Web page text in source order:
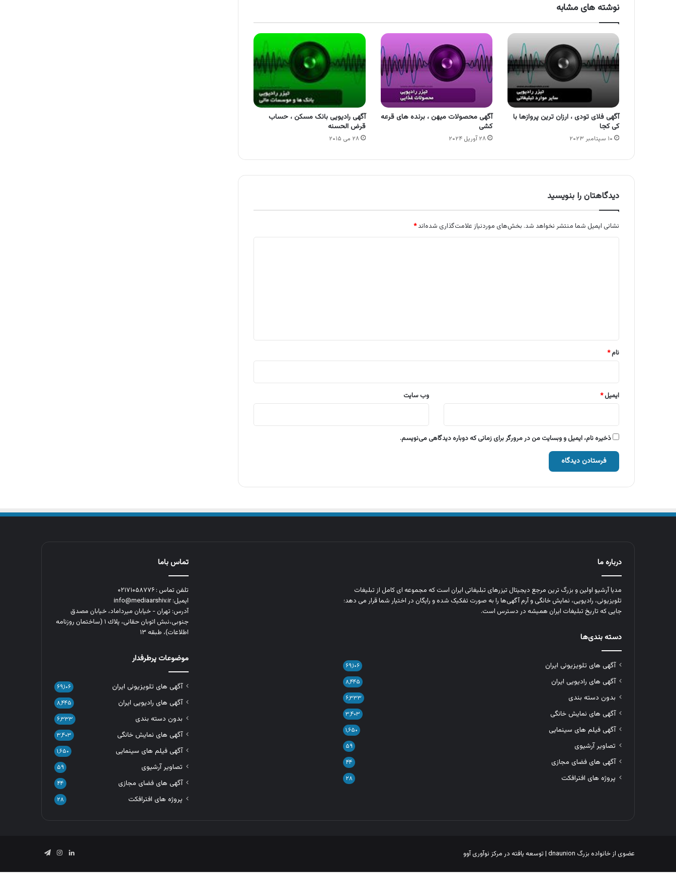
نوشته های مشابه
آگهی فلای تودی ، ارزان ترین پروازها با
کی کجا
۱۰ سپتامبر ۲۰۲۳
آگهی محصولات میهن ، برنده های قرعه
کشی
۲۸ آوریل ۲۰۲۴
آگهی رادیویی بانک مسکن ، حساب
قرض الحسنه
۲۸ می ۲۰۱۵
دیدگاهتان را بنویسید
نشانی ایمیل شما منتشر نخواهد شد. بخش‌های موردنیاز علامت‌گذاری شده‌اند*
نام*
ایمیل* وب‌ سایت
ذخیره نام، ایمیل و وبسایت من در مرورگر برای زمانی که دوباره دیدگاهی می‌نویسم.
درباره ما
مدیا آرشیو اولین و بزرگ‌ ترین مرجع دیجیتال تیزرهای تبلیغاتی ایران است که مجموعه‌ ای کامل از تبلیغات
تلویزیونی، رادیویی، نمایش خانگی و آرم‌ آگهی‌ها را به‌ صورت تفکیک‌ شده و رایگان در اختیار شما قرار می‌ دهد؛
جایی که تاریخ تبلیغات ایران همیشه در دسترس است.
دسته بندی‌ها
آگهی های تلویزیونی ایران ۶۹,۱۰۶
آگهی های رادیویی ایران ۸,۴۴۵
بدون دسته بندی ۶,۳۳۳
آگهی های نمایش خانگی ۳,۴۰۳
آگهی فیلم های سینمایی ۱,۶۵۰
تصاویر آرشیوی ۵۹
آگهی های فضای مجازی ۴۴
پروژه های افترافکت ۲۸
تماس باما
تلفن تماس : ۰۲۱۷۱۰۵۸۷۷۶
ایمیل: info@mediaarshiv.ir
آدرس: تهران - خیابان میرداماد، خیابان مصدق
جنوبی،نبش اتوبان حقانی، پلاك ١ (ساختمان روزنامه
اطلاعات)، طبقه ۱۳
موضوعات پرطرفدار
آگهی های تلویزیونی ایران ۶۹,۱۰۶
آگهی های رادیویی ایران ۸,۴۴۵
بدون دسته بندی ۶,۳۳۳
آگهی های نمایش خانگی ۳,۴۰۳
آگهی فیلم های سینمایی ۱,۶۵۰
تصاویر آرشیوی ۵۹
آگهی های فضای مجازی ۴۴
پروژه های افترافکت ۲۸
عضوی از خانواده بزرگ dnaunion | توسعه یافته در مرکز نوآوری آوو لینکدیناینستاگرام
تلگرام